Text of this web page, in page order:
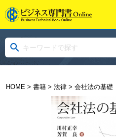
HOME> 書籍> 法律> 会社法の基礎